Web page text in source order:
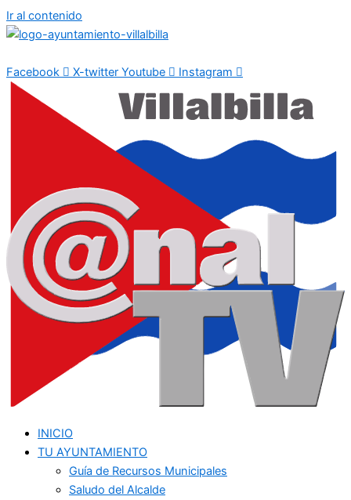
Ir al contenido
Facebook X-twitter Youtube Instagram
INICIO
TU AYUNTAMIENTO
Guía de Recursos Municipales
Saludo del Alcalde